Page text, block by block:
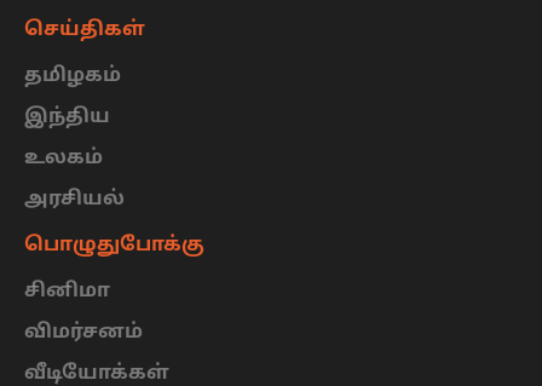
செய்திகள்
தமிழகம்
இந்திய
உலகம்
அரசியல்
பொழுதுபோக்கு
சினிமா
விமர்சனம்
வீடியோக்கள்